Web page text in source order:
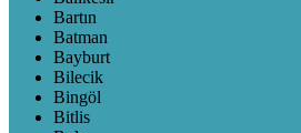
Bartın
Batman
Bayburt
Bilecik
Bingöl
Bitlis